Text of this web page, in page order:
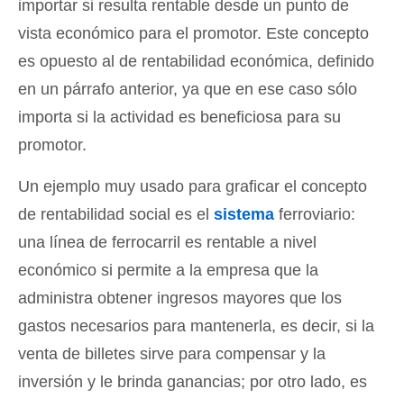
importar si resulta rentable desde un punto de
vista económico para el promotor. Este concepto
es opuesto al de rentabilidad económica, definido
en un párrafo anterior, ya que en ese caso sólo
importa si la actividad es beneficiosa para su
promotor.
Un ejemplo muy usado para graficar el concepto
de rentabilidad social es el sistema ferroviario:
una línea de ferrocarril es rentable a nivel
económico si permite a la empresa que la
administra obtener ingresos mayores que los
gastos necesarios para mantenerla, es decir, si la
venta de billetes sirve para compensar y la
inversión y le brinda ganancias; por otro lado, es